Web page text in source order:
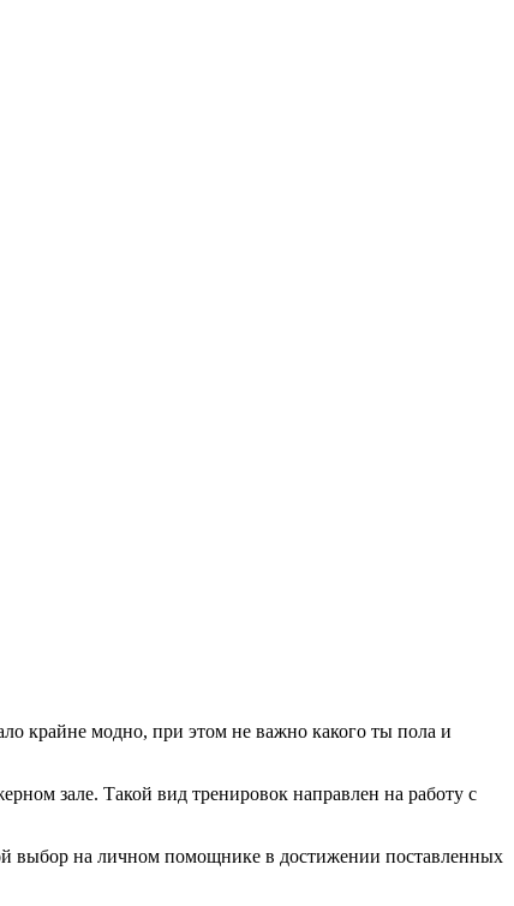
крайне модно, при этом не важно какого ты пола и
зале. Такой вид тренировок направлен на работу с
выбор на личном помощнике в достижении поставленных